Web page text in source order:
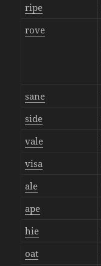
ripe
rove
sane
side
vale
visa
ale
ape
hie
oat